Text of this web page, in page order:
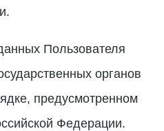
Пользователя
органов
предусмотренном
Федерации.